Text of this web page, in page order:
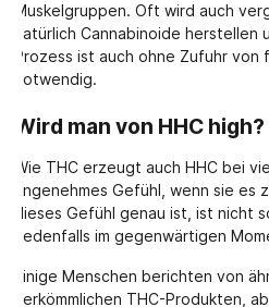
Muskelgruppen. Oft wird auch
natürlich Cannabinoide herstellen
Prozess ist auch ohne Zufuhr von
notwendig.
Wird man von HHC high?
Wie THC erzeugt auch HHC bei
angenehmes Gefühl, wenn sie es
dieses Gefühl genau ist, ist nicht
Jedenfalls im gegenwärtigen
Einige Menschen berichten von
herkömmlichen THC-Produkten,